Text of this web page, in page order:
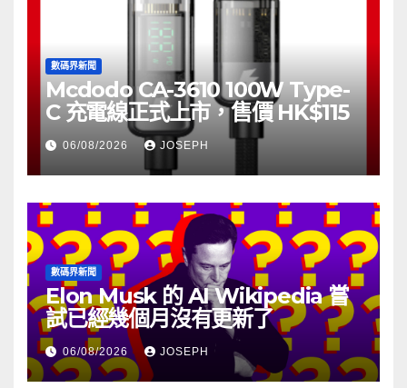
數碼界新聞
Mcdodo CA-3610 100W Type-
C 充電線正式上市，售價 HK$115
06/08/2026 JOSEPH
數碼界新聞
Elon Musk 的 AI Wikipedia 嘗
試已經幾個月沒有更新了
06/08/2026 JOSEPH